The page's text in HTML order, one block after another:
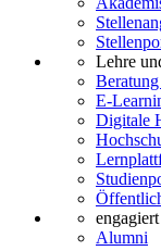
Lehre
E-
Digitale
Alumni